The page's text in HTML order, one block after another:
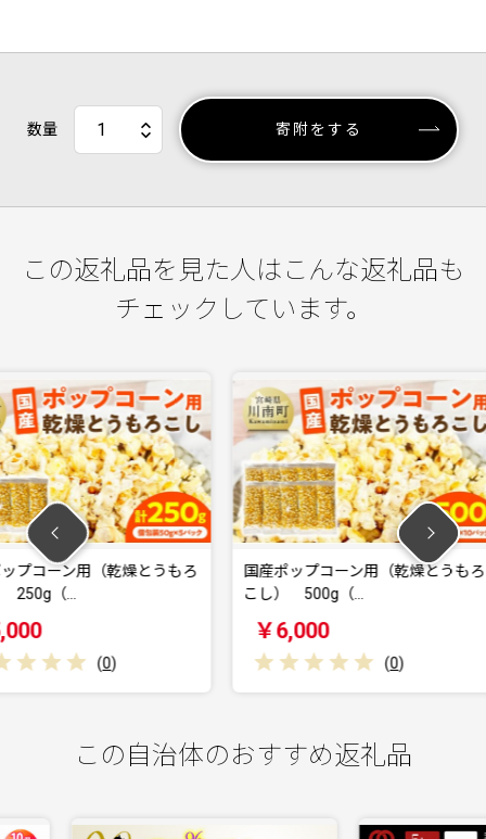
数量 寄附をする
この返礼品を見た人はこんな返礼品も
チェックしています。
燥とうもろ
国産ポップコーン用（乾燥とうもろ
こし） 500g（…
( 0)
焼き菓子
この自治体のおすすめ返礼品